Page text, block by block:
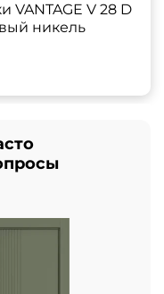
VANTAGE V 28 D
никель